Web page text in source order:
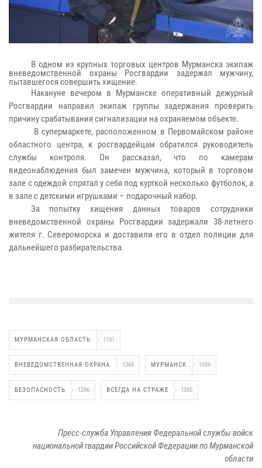
В одном из крупных торговых центров Мурманска экипаж
вневедомственной охраны Росгвардии задержал мужчину,
пытавшегося совершить хищение.
Накануне вечером в Мурманске оперативный дежурный
Росгвардии направил экипаж группы задержания проверить
причину срабатывания сигнализации на охраняемом объекте.
В супермаркете, расположенном в Первомайском районе
областного центра, к росгвардейцам обратился руководитель
службы контроля. Он рассказал, что по камерам
видеонаблюдения был замечен мужчина, который в торговом
зале с одеждой спрятал у себя под курткой несколько футболок, а
в зале с детскими игрушками – подарочный набор.
За попытку хищения данных товаров сотрудники
вневедомственной охраны Росгвардии задержали 38-летнего
жителя г. Североморска и доставили его в отдел полиции для
дальнейшего разбирательства.
МУРМАНСКАЯ ОБЛАСТЬ 1191
ВНЕВЕДОМСТВЕННАЯ ОХРАНА 1369 МУРМАНСК 1686
БЕЗОПАСНОСТЬ 1296 ВСЕГДА НА СТРАЖЕ 1395
Пресс-служба Управления Федеральной службы войск
национальной гвардии Российской Федерации по Мурманской
области